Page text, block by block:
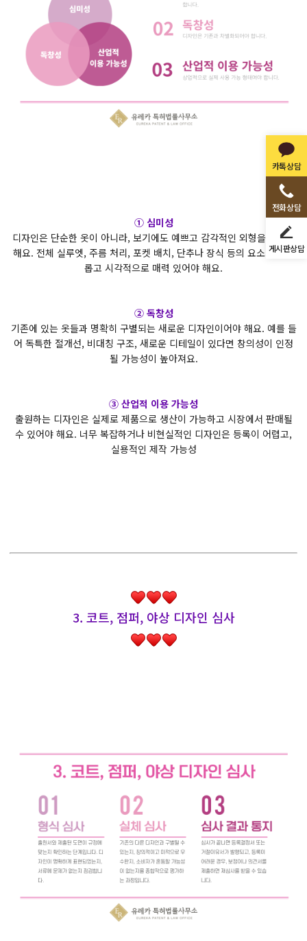
카톡상담
전화상담
게시판상담
① 심미성
디자인은 단순한 옷이 아니라, 보기에도 예쁘고 감각적인 외형을 가져야
해요. 전체 실루엣, 주름 처리, 포켓 배치, 단추나 장식 등의 요소가 조화
롭고 시각적으로 매력 있어야 해요.
② 독창성
기존에 있는 옷들과 명확히 구별되는 새로운 디자인이어야 해요. 예를 들
어 독특한 절개선, 비대칭 구조, 새로운 디테일이 있다면 창의성이 인정
될 가능성이 높아져요.
③ 산업적 이용 가능성
출원하는 디자인은 실제로 제품으로 생산이 가능하고 시장에서 판매될
수 있어야 해요. 너무 복잡하거나 비현실적인 디자인은 등록이 어렵고,
실용적인 제작 가능성
3. 코트, 점퍼, 야상 디자인 심사